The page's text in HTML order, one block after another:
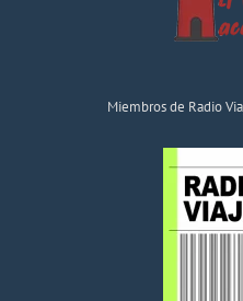
Miembros de Radio